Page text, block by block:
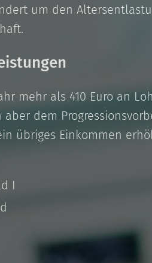
um den
mehr als 410 Euro an
dem
übriges Einkommen
I